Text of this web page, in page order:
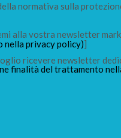
normativa sulla
alla vostra newsletter
nella privacy policy)]
ricevere newsletter
finalità del trattamento